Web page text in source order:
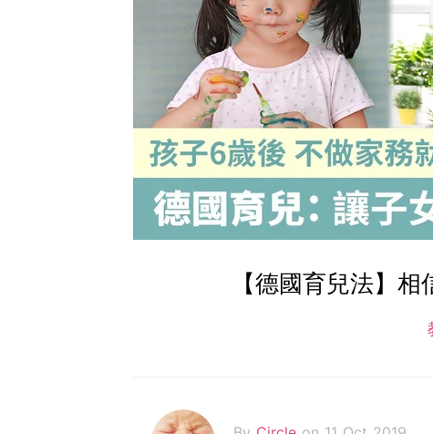
【德國育兒法】